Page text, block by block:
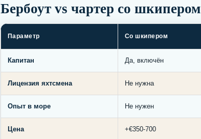
Бербоут vs чартер со шкипером
Параметр Со шкипером
Капитан Да, включён
Лицензия яхтсмена Не нужна
Опыт в море Не нужен
Цена +€350-700